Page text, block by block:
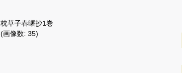
枕草子春曙抄1巻
(画像数: 35)